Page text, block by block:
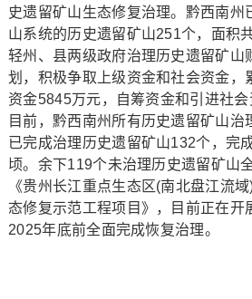
史遗留矿山生态修复治理。黔西南州
山系统的历史遗留矿山251个，面积
轻州、县两级政府治理历史遗留矿山
划，积极争取上级资金和社会资金，
资金5845万元，自筹资金和引进社
目前，黔西南州所有历史遗留矿山治
已完成治理历史遗留矿山132个，完
顷。余下119个未治理历史遗留矿山
《贵州长江重点生态区(南北盘江流
态修复示范工程项目》，目前正在开
2025年底前全面完成恢复治理。